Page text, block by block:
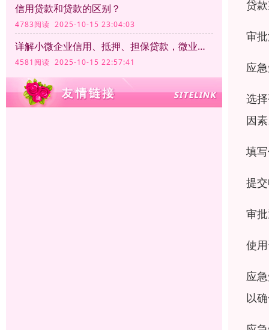
信用贷款和贷款的区别？
4783阅读 2025-10-15 23:04:03
详解小微企业信用、抵押、担保贷款，微业贷如何脱颖而出？
4581阅读 2025-10-15 22:57:41
贷
审
应
选
因
填
提
审
使
应
以